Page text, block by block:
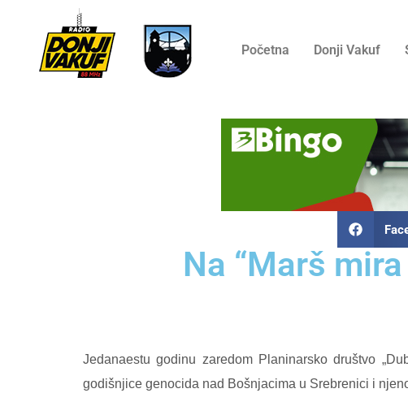
Početna Donji Vakuf
Na “Marš
Jedanaestu godinu zaredom Planinarsko društvo
godišnjice genocida nad Bošnjacima u Srebrenici i